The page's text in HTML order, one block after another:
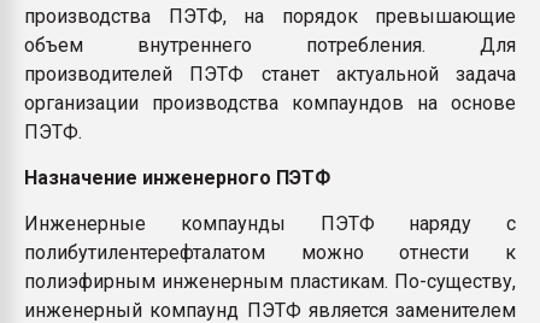
производства ПЭТФ, на порядок превышающие
объем внутреннего потребления. Для
производителей ПЭТФ станет актуальной задача
организации производства компаундов на основе
ПЭТФ.
Назначение инженерного ПЭТФ
Инженерные компаунды ПЭТФ наряду с
полибутилентерефталатом можно отнести к
полиэфирным инженерным пластикам. По-существу,
инженерный компаунд ПЭТФ является заменителем